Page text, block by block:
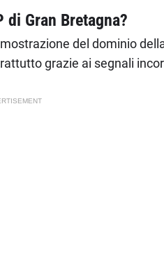
di Gran Bretagna?
del dominio
grazie ai segnali